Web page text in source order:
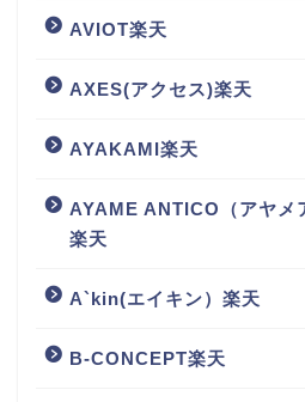
AVIOT楽天
AXES(アクセス)楽天
AYAKAMI楽天
AYAME ANTICO（アヤメ
楽天
A`kin(エイキン）楽天
B-CONCEPT楽天